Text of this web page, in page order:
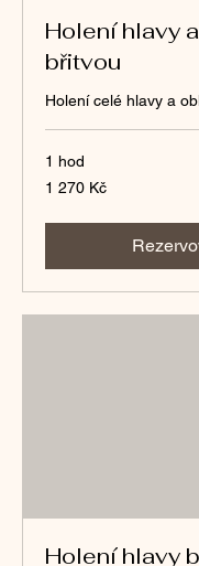
Holení hlavy
břitvou
Holení celé hlavy a
1 hod
1 270
českých
1 270 Kč
Holení hlavy